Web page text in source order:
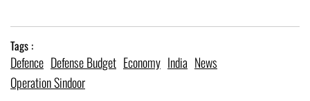
Tags :
Defence Defense Budget Economy India News
Operation Sindoor